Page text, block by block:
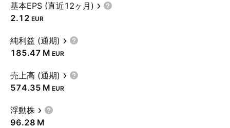
基本EPS (直近12ヶ月)
2.12 EUR
純利益 (通期)
‪185.47 M‬ EUR
売上高 (通期)
‪574.35 M‬ EUR
浮動株
‪96.28 M‬